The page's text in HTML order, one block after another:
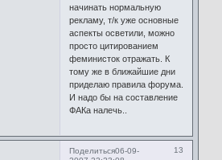
начинать нормальную
рекламу, т/к уже основные
аспекты осветили, можно
просто цитированием
феминисток отражать. К
тому же в ближайшие дни
приделаю правила форума.
И надо бы на составление
ФАКа налечь..
Поделиться 13
06-09-